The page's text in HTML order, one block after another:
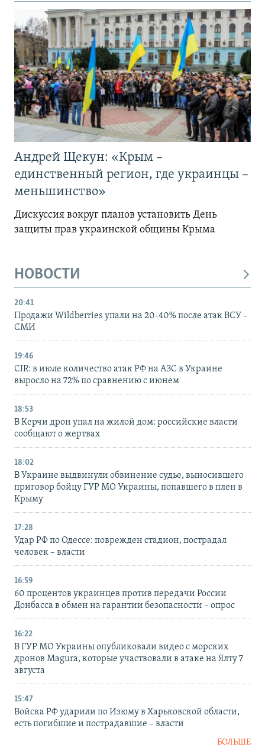
Андрей Щекун: «Крым –
единственный регион, где украинцы –
меньшинство»
Дискуссия вокруг планов установить День
защиты прав украинской общины Крыма
НОВОСТИ
20:41
Продажи Wildberries упали на 20-40% после атак ВСУ –
СМИ
19:46
CIR: в июле количество атак РФ на АЗС в Украине
выросло на 72% по сравнению с июнем
18:53
В Керчи дрон упал на жилой дом: российские власти
сообщают о жертвах
18:02
В Украине выдвинули обвинение судье, выносившего
приговор бойцу ГУР МО Украины, попавшего в плен в
Крыму
17:28
Удар РФ по Одессе: поврежден стадион, пострадал
человек – власти
16:59
60 процентов украинцев против передачи России
Донбасса в обмен на гарантии безопасности – опрос
16:22
В ГУР МО Украины опубликовали видео с морских
дронов Magura, которые участвовали в атаке на Ялту 7
августа
15:47
Войска РФ ударили по Изюму в Харьковской области,
есть погибшие и пострадавшие – власти
БОЛЬШЕ